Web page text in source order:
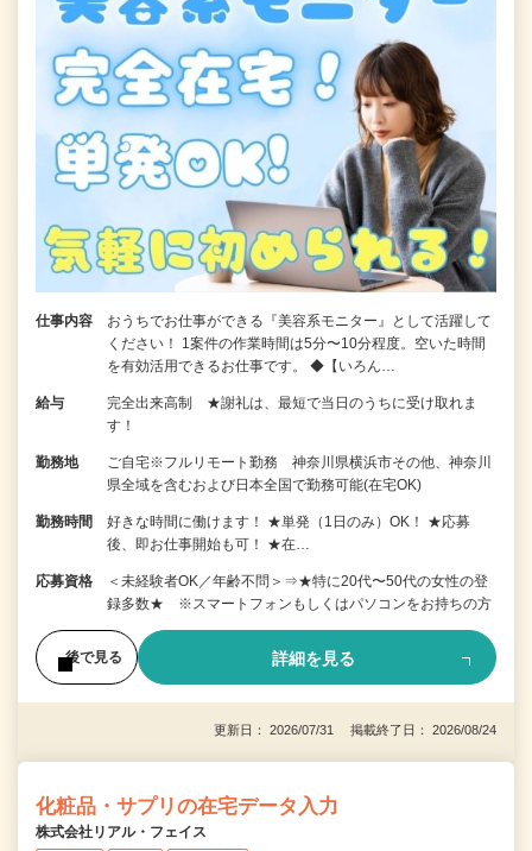
仕事内容
おうちでお仕事ができる『美容系モニター』として活躍して
ください！ 1案件の作業時間は5分〜10分程度。空いた時間
を有効活用できるお仕事です。 ◆【いろん…
給与
完全出来高制 ★謝礼は、最短で当日のうちに受け取れま
す！
勤務地
ご自宅※フルリモート勤務 神奈川県横浜市その他、神奈川
県全域を含むおよび日本全国で勤務可能(在宅OK)
勤務時間
好きな時間に働けます！ ★単発（1日のみ）OK！ ★応募
後、即お仕事開始も可！ ★在…
応募資格
＜未経験者OK／年齢不問＞⇒★特に20代〜50代の女性の登
録多数★ ※スマートフォンもしくはパソコンをお持ちの方
後で見る 詳細を見る
更新日： 2026/07/31 掲載終了日： 2026/08/24
化粧品・サプリの在宅データ入力
株式会社リアル・フェイス